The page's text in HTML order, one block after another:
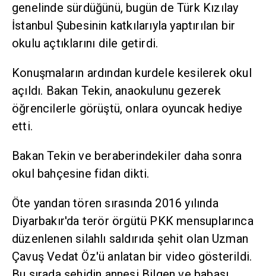
genelinde sürdüğünü, bugün de Türk Kızılay
İstanbul Şubesinin katkılarıyla yaptırılan bir
okulu açtıklarını dile getirdi.
Konuşmaların ardından kurdele kesilerek okul
açıldı. Bakan Tekin, anaokulunu gezerek
öğrencilerle görüştü, onlara oyuncak hediye
etti.
Bakan Tekin ve beraberindekiler daha sonra
okul bahçesine fidan dikti.
Öte yandan tören sırasında 2016 yılında
Diyarbakır'da terör örgütü PKK mensuplarınca
düzenlenen silahlı saldırıda şehit olan Uzman
Çavuş Vedat Öz'ü anlatan bir video gösterildi.